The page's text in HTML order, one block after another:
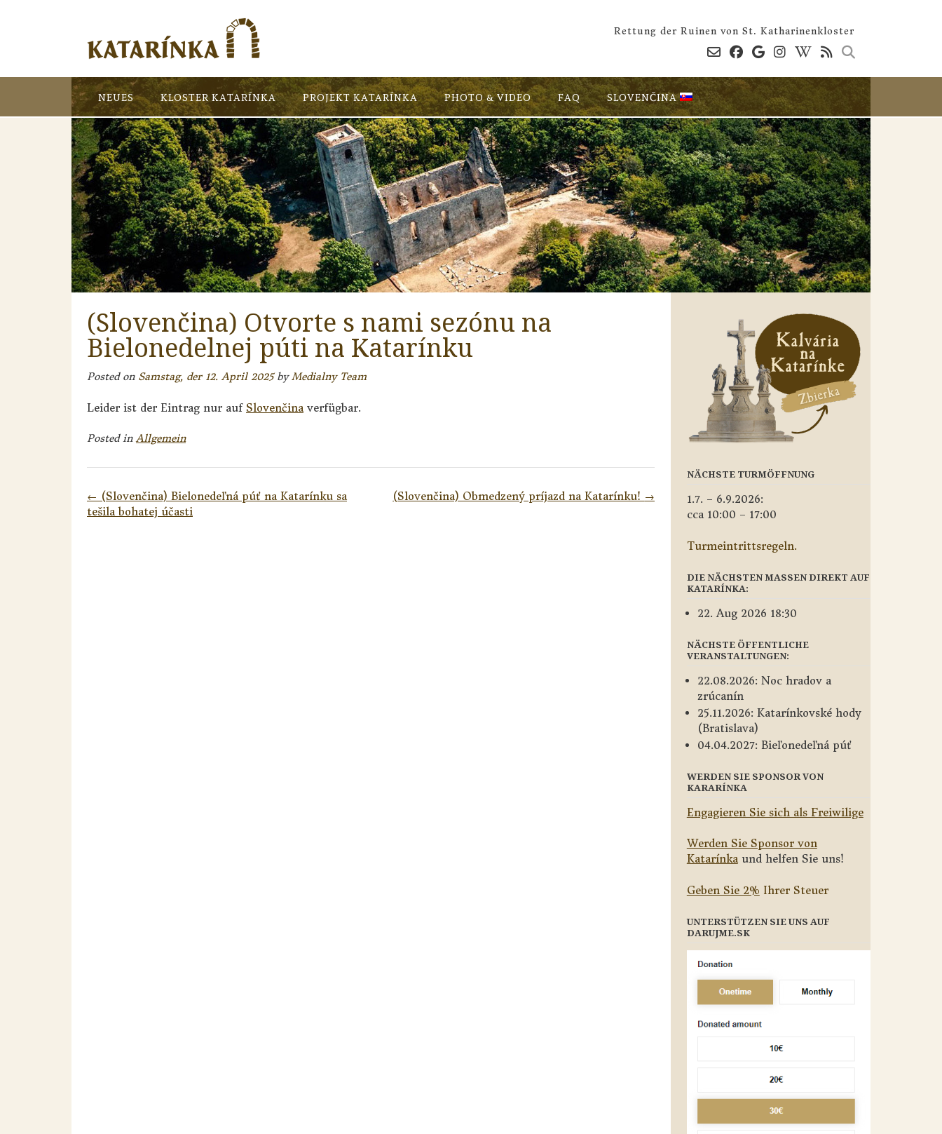
Rettung der Ruinen von St. Katharinenkloster
NEUES KLOSTER KATARÍNKA PROJEKT KATARÍNKA PHOTO & VIDEO FAQ SLOVENČINA
(Slovenčina) Otvorte s nami sezónu na
Bielonedelnej púti na Katarínku
Posted on Samstag, der 12. April 2025byMedialny Team
Leider ist der Eintrag nur auf Slovenčina verfügbar.
Posted inAllgemein
Post
navigation
(Slovenčina) Obmedzený príjazd na Katarínku! →
← (Slovenčina) Bielonedeľná púť na Katarínku sa
tešila bohatej účasti
NÄCHSTE TURMÖFFNUNG
1.7. – 6.9.2026:
cca 10:00 – 17:00
Turmeintrittsregeln.
DIE NÄCHSTEN MASSEN DIREKT AUF
KATARÍNKA:
22. Aug 2026 18:30
NÄCHSTE ÖFFENTLICHE
VERANSTALTUNGEN:
22.08.2026: Noc hradov a
zrúcanín
25.11.2026: Katarínkovské hody
(Bratislava)
04.04.2027: Bieľonedeľná púť
WERDEN SIE SPONSOR VON
KARARÍNKA
Engagieren Sie sich als Freiwilige
Werden Sie Sponsor von
Katarínkaund helfen Sie uns!
Geben Sie 2% Ihrer Steuer
UNTERSTÜTZEN SIE UNS AUF
DARUJME.SK